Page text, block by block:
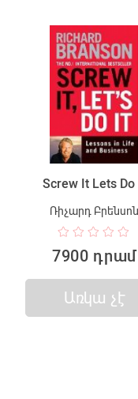
Screw It Lets Do
Ռիչարդ Բրենսոն
7900 դրամ
Առկա չէ